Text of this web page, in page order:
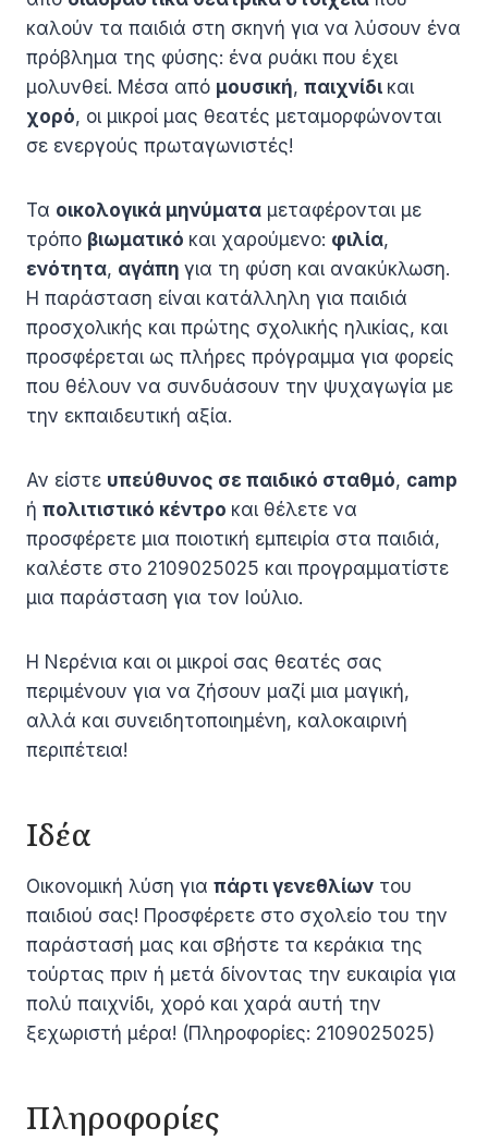
καλούν τα παιδιά στη σκηνή για να λύσουν ένα
πρόβλημα της φύσης: ένα ρυάκι που έχει
μολυνθεί. Μέσα από μουσική, παιχνίδι και
χορό, οι μικροί μας θεατές μεταμορφώνονται
σε ενεργούς πρωταγωνιστές!
Τα οικολογικά μηνύματα μεταφέρονται με
τρόπο βιωματικό και χαρούμενο: φιλία,
ενότητα, αγάπη για τη φύση και ανακύκλωση.
Η παράσταση είναι κατάλληλη για παιδιά
προσχολικής και πρώτης σχολικής ηλικίας, και
προσφέρεται ως πλήρες πρόγραμμα για φορείς
που θέλουν να συνδυάσουν την ψυχαγωγία με
την εκπαιδευτική αξία.
Αν είστε υπεύθυνος σε παιδικό σταθμό, camp
ή πολιτιστικό κέντρο και θέλετε να
προσφέρετε μια ποιοτική εμπειρία στα παιδιά,
καλέστε στο 2109025025 και προγραμματίστε
μια παράσταση για τον Ιούλιο.
Η Νερένια και οι μικροί σας θεατές σας
περιμένουν για να ζήσουν μαζί μια μαγική,
αλλά και συνειδητοποιημένη, καλοκαιρινή
περιπέτεια!
Ιδέα
Οικονομική λύση για πάρτι γενεθλίων του
παιδιού σας! Προσφέρετε στο σχολείο του την
παράστασή μας και σβήστε τα κεράκια της
τούρτας πριν ή μετά δίνοντας την ευκαιρία για
πολύ παιχνίδι, χορό και χαρά αυτή την
ξεχωριστή μέρα! (Πληροφορίες: 2109025025)
Πληροφορίες